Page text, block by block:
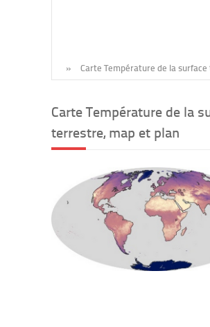
» Carte Température de la
Carte Température de la
terrestre, map et plan